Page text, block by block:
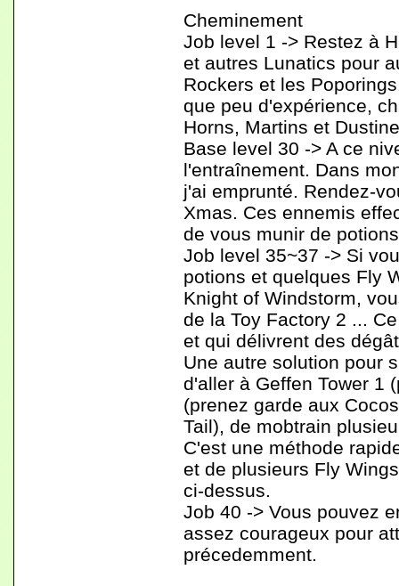
Cheminement
Job level 1 -> Restez à
et autres Lunatics pour
Rockers et les
que peu d'expérience,
Horns, Martins et
Base level 30 -> A ce
l'entraînement. Dans
j'ai emprunté. Rendez-
Xmas. Ces ennemis
de vous munir de
Job level 35~37 -> Si
potions et quelques Fly
Knight of Windstorm,
de la Toy Factory 2 ...
et qui délivrent des
Une autre solution pour
d'aller à Geffen Tower 1
(prenez garde aux
Tail), de mobtrain
C'est une méthode
et de plusieurs Fly
ci-dessus.
Job 40 -> Vous pouvez
assez courageux pour
précedemment.